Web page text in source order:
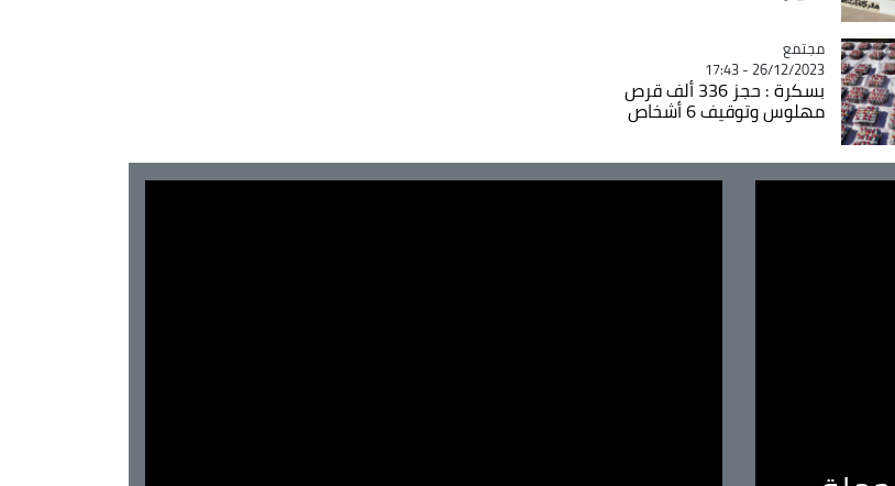
Catégorie
مجتمع
26/12/2023 - 17:43
بسكرة : حجز 336 ألف قرص
مهلوس وتوقيف 6 أشخاص